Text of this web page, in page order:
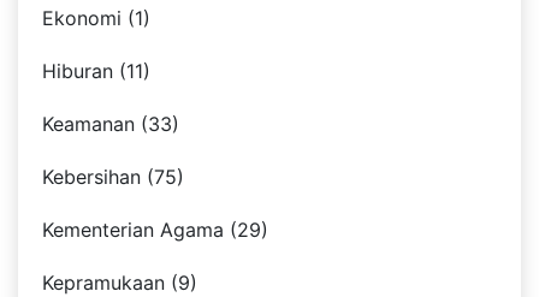
Ekonomi (1)
Hiburan (11)
Keamanan (33)
Kebersihan (75)
Kementerian Agama (29)
Kepramukaan (9)